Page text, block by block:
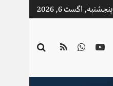
پنجشنبه, اگست 6, 2026